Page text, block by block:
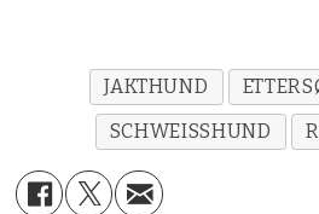
JAKTHUND
SCHWEISSHUND